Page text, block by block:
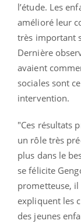
l’étude. Les
amélioré leur
très important
Dernière
avaient
sociales sont
intervention.
"Ces résultats
un rôle très
plus dans le
se félicite
prometteuse,
expliquent les
des jeunes